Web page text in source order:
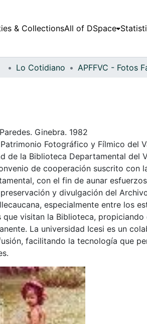
& CollectionsAll of DSpace
Lo Cotidiano
Ginebra. 1982
Fotográfico y Fílmico del
de la Biblioteca Departamental del
de cooperación suscrito con
con el fin de aunar
y divulgación del
especialmente entre los
que visitan la Biblioteca, propiciando
La universidad Icesi es un
facilitando la tecnología que